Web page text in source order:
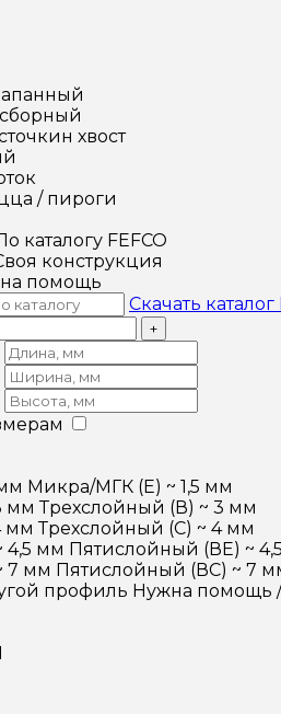
хвост
/ пироги
каталогу FEFCO
конструкция
помощь
Скачать каталог
+
Микра/МГК (Е) ~ 1,5 мм
Трехслойный (В) ~ 3 мм
Трехслойный (С) ~ 4 мм
Пятислойный (ВЕ) ~
Пятислойный (ВС) ~ 7
Нужна помощь